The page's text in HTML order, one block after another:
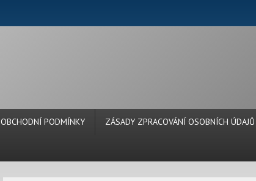
OBCHODNÍ PODMÍNKY ZÁSADY ZPRACOVÁNÍ OSOBNÍCH ÚDAJŮ